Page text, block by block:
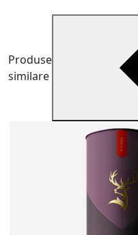
Produse
similare